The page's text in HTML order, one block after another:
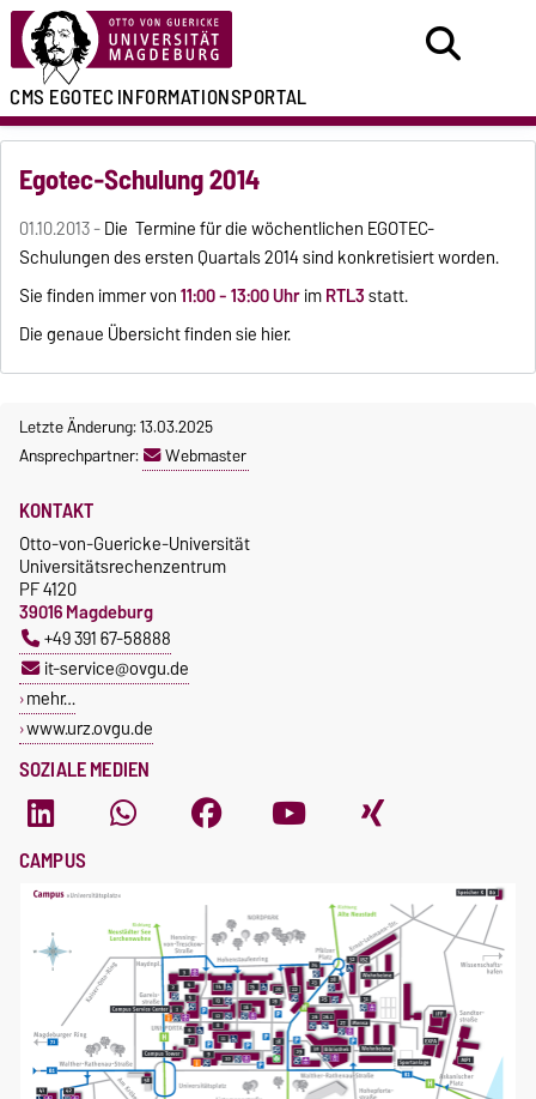
CMS EGOTECINFORMATIONSPORTAL
Egotec-Schulung 2014
01.10.2013 -DieTerminefür die wöchentlichen EGOTEC-
Schulungen des ersten Quartals 2014 sind konkretisiert worden.
Sie finden immer von11:00 - 13:00 UhrimRTL3statt.
Die genaue Übersicht finden sie hier.
Letzte Änderung: 13.03.2025
Ansprechpartner:
Webmaster
SOZIALE MEDIEN
KONTAKT
Otto-von-Guericke-Universität
Universitätsrechenzentrum
PF 4120
39016 Magdeburg
+49 391 67-58888
it-service@ovgu.de
mehr…
www.urz.ovgu.de
CAMPUS